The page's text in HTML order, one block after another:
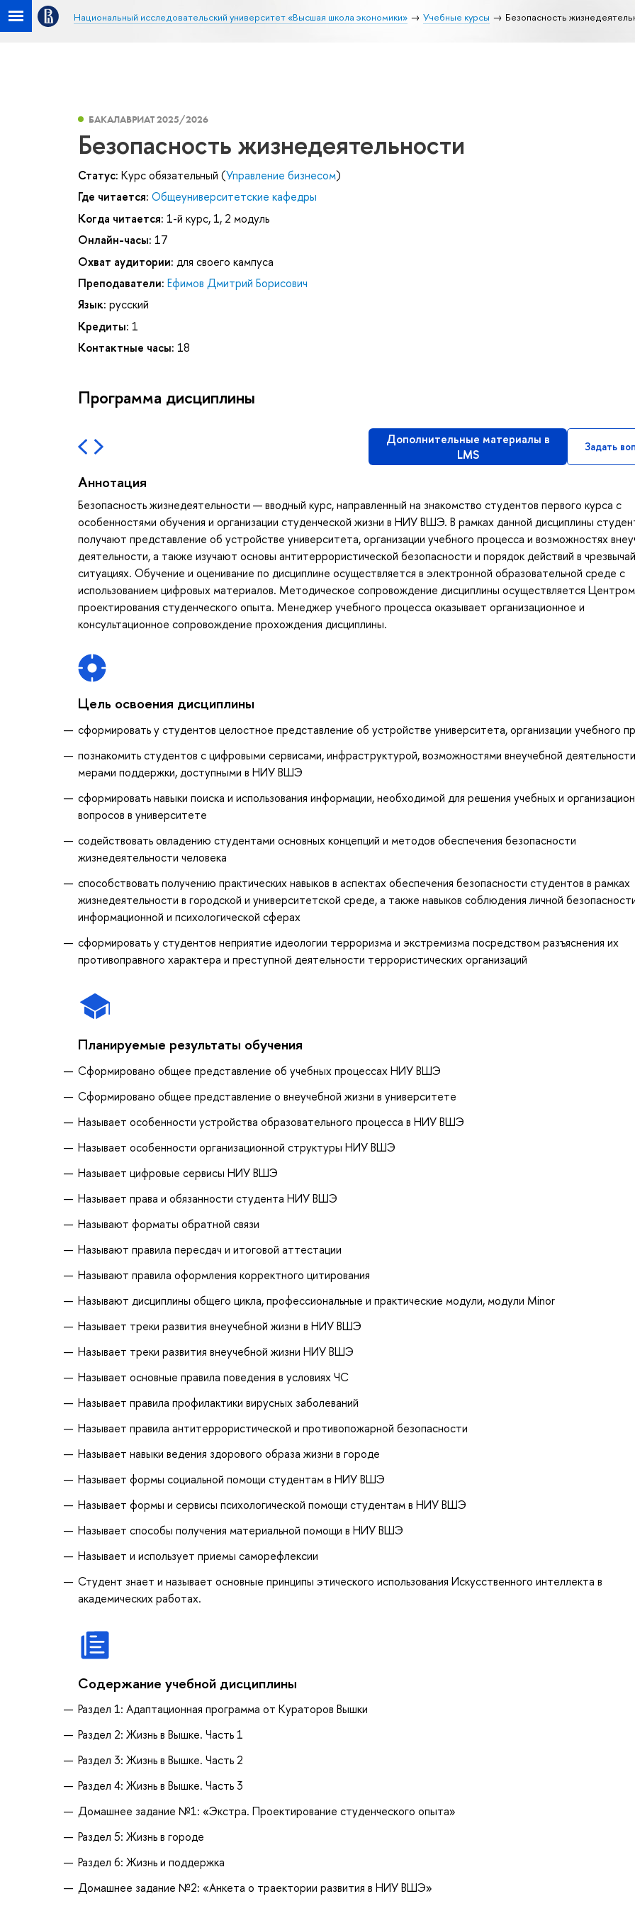
Национальный исследовательский университет «Высшая школа экономики» Учебные курсы Безопасность
БАКАЛАВРИАТ 2025/2026
Безопасность жизнедеятельности
Статус: Курс обязательный (Управление бизнесом)
Где читается: Общеуниверситетские кафедры
Когда читается: 1-й курс, 1, 2 модуль
Онлайн-часы: 17
Охват аудитории: для своего кампуса
Преподаватели: Ефимов Дмитрий Борисович
Язык: русский
Кредиты: 1
Контактные часы: 18
Программа дисциплины
Дополнительные материалы в
LMS
Задать
Аннотация
Безопасность жизнедеятельности — вводный курс, направленный на знакомство студентов первого курса с
особенностями обучения и организации студенческой жизни в НИУ ВШЭ. В рамках данной дисциплины
получают представление об устройстве университета, организации учебного процесса и возможностях
деятельности, а также изучают основы антитеррористической безопасности и порядок действий в
ситуациях. Обучение и оценивание по дисциплине осуществляется в электронной образовательной среде с
использованием цифровых материалов. Методическое сопровождение дисциплины осуществляется Центром
проектирования студенческого опыта. Менеджер учебного процесса оказывает организационное и
консультационное сопровождение прохождения дисциплины.
Цель освоения дисциплины
сформировать у студентов целостное представление об устройстве университета, организации учебного
познакомить студентов с цифровыми сервисами, инфраструктурой, возможностями внеучебной
мерами поддержки, доступными в НИУ ВШЭ
сформировать навыки поиска и использования информации, необходимой для решения учебных и
вопросов в университете
содействовать овладению студентами основных концепций и методов обеспечения безопасности
жизнедеятельности человека
способствовать получению практических навыков в аспектах обеспечения безопасности студентов в рамках
жизнедеятельности в городской и университетской среде, а также навыков соблюдения личной
информационной и психологической сферах
сформировать у студентов неприятие идеологии терроризма и экстремизма посредством разъяснения их
противоправного характера и преступной деятельности террористических организаций
Планируемые результаты обучения
Сформировано общее представление об учебных процессах НИУ ВШЭ
Сформировано общее представление о внеучебной жизни в университете
Называет особенности устройства образовательного процесса в НИУ ВШЭ
Называет особенности организационной структуры НИУ ВШЭ
Называет цифровые сервисы НИУ ВШЭ
Называет права и обязанности студента НИУ ВШЭ
Называют форматы обратной связи
Называют правила пересдач и итоговой аттестации
Называют правила оформления корректного цитирования
Называют дисциплины общего цикла, профессиональные и практические модули, модули Minor
Называет треки развития внеучебной жизни в НИУ ВШЭ
Называет треки развития внеучебной жизни НИУ ВШЭ
Называет основные правила поведения в условиях ЧС
Называет правила профилактики вирусных заболеваний
Называет правила антитеррористической и противопожарной безопасности
Называет навыки ведения здорового образа жизни в городе
Называет формы социальной помощи студентам в НИУ ВШЭ
Называет формы и сервисы психологической помощи студентам в НИУ ВШЭ
Называет способы получения материальной помощи в НИУ ВШЭ
Называет и использует приемы саморефлексии
Студент знает и называет основные принципы этического использования Искусственного интеллекта в
академических работах.
Содержание учебной дисциплины
Раздел 1: Адаптационная программа от Кураторов Вышки
Раздел 2: Жизнь в Вышке. Часть 1
Раздел 3: Жизнь в Вышке. Часть 2
Раздел 4: Жизнь в Вышке. Часть 3
Домашнее задание №1: «Экстра. Проектирование студенческого опыта»
Раздел 5: Жизнь в городе
Раздел 6: Жизнь и поддержка
Домашнее задание №2: «Анкета о траектории развития в НИУ ВШЭ»